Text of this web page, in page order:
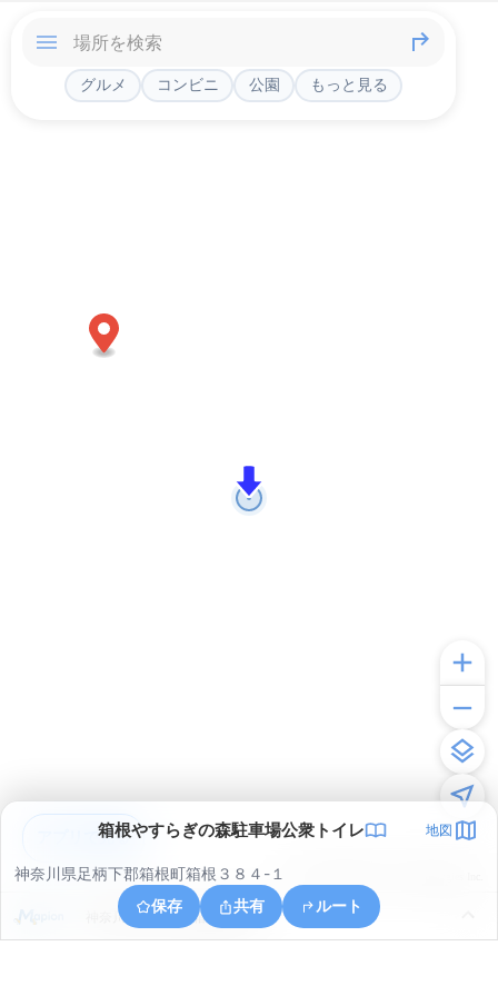
グルメ コンビニ 公園 もっと見る
箱根やすらぎの森駐車場公衆トイレ 地図
神奈川県足柄下郡箱根町箱根３８４-１
保存
共有 ルート
神奈川県足柄下郡箱根町箱根
アプリで見る